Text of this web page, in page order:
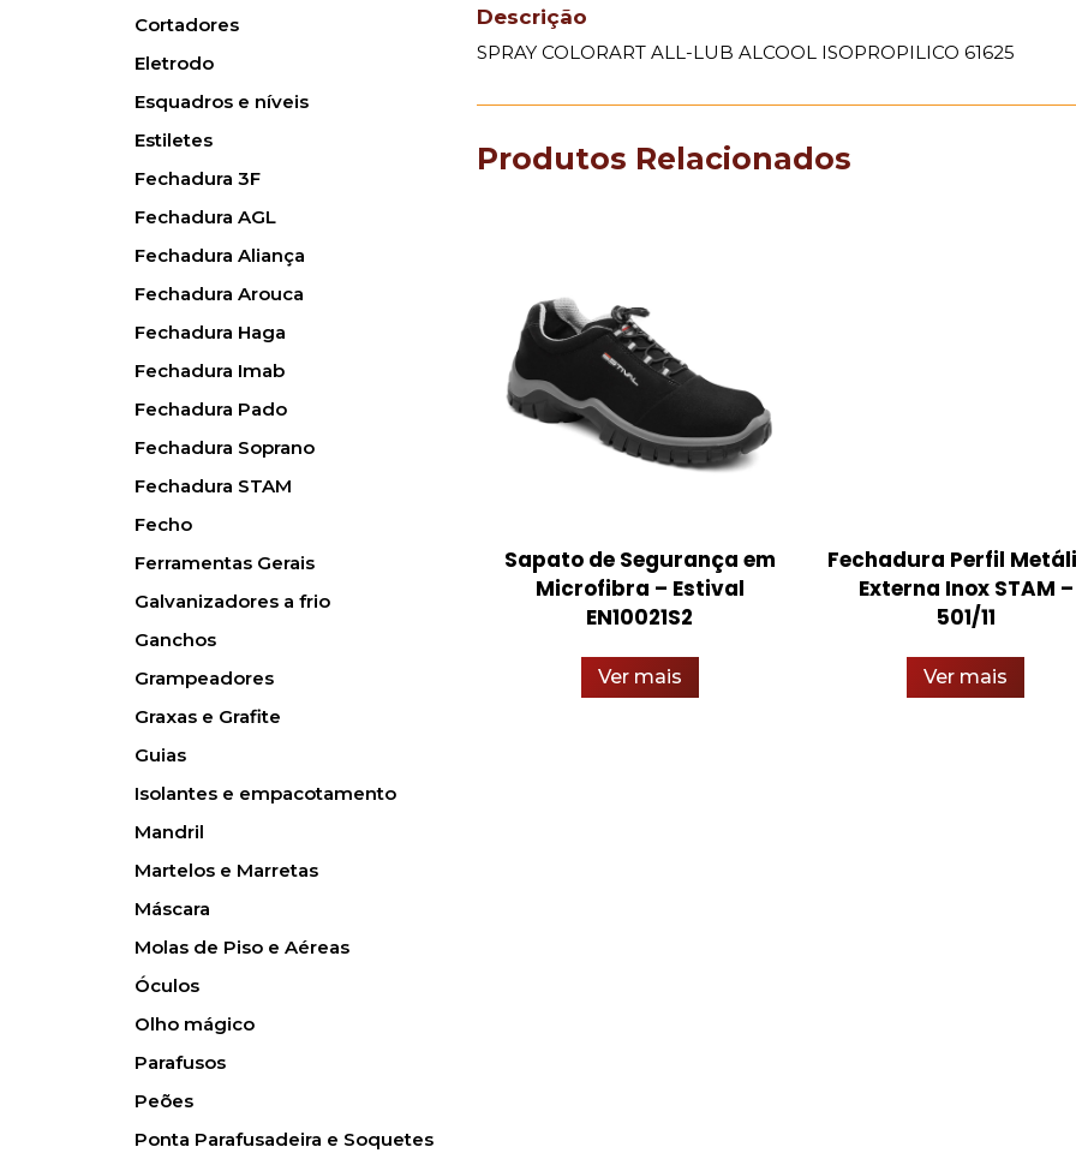
Cortadores
Eletrodo
Esquadros e níveis
Estiletes
Fechadura 3F
Fechadura AGL
Fechadura Aliança
Fechadura Arouca
Fechadura Haga
Fechadura Imab
Fechadura Pado
Fechadura Soprano
Fechadura STAM
Fecho
Ferramentas Gerais
Galvanizadores a frio
Ganchos
Grampeadores
Graxas e Grafite
Guias
Isolantes e empacotamento
Mandril
Martelos e Marretas
Máscara
Molas de Piso e Aéreas
Óculos
Olho mágico
Parafusos
Peões
Ponta Parafusadeira e Soquetes
Descrição
SPRAY COLORART ALL-LUB ALCOOL ISOPROPILICO 61625
Produtos Relacionados
Sapato de Segurança em
Microfibra – Estival
EN10021S2
Ver mais
Fechadura Perfil
Externa Inox STAM –
501/11
Ver mais